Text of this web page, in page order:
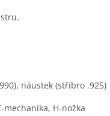
náustek (stříbro .925)
H-nožka